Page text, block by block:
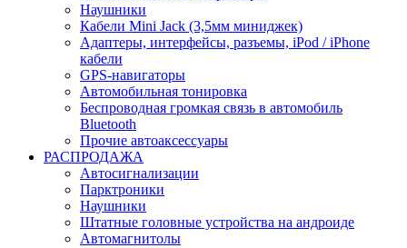
Наушники
Кабели Mini Jack (3,5мм миниджек)
Адаптеры, интерфейсы, разъемы, iPod / iPhone
кабели
GPS-навигаторы
Автомобильная тонировка
Беспроводная громкая связь в автомобиль
Bluetooth
Прочие автоаксессуары
РАСПРОДАЖА
Автосигнализации
Парктроники
Наушники
Штатные головные устройства на андроиде
Автомагнитолы